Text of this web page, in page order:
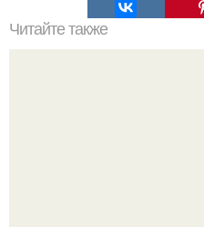
Читайте также